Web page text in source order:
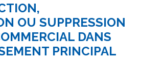
OU SUPPRESSION
DANS
PRINCIPAL